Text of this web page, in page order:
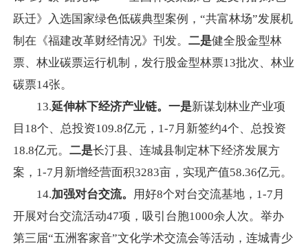
跃迁》入选国家绿色低碳典型案例，“共富林场”发展机
制在《福建改革财经情况》刊发。 二是健全股金型林
票、林业碳票运行机制，发行股金型林票13批次、林业
碳票14张。
13.延伸林下经济产业链。一是新谋划林业产业项
目18个、总投资109.8亿元，1-7月新签约4个、总投资
18.8亿元。 二是长汀县、连城县制定林下经济发展方
案，1-7月新增经营面积3283亩，实现产值58.36亿元。
14.加强对台交流。 用好8个对台交流基地，1-7月
开展对台交流活动47项，吸引台胞1000余人次。举办
第三届“五洲客家音”文化学术交流会等活动，连城青少